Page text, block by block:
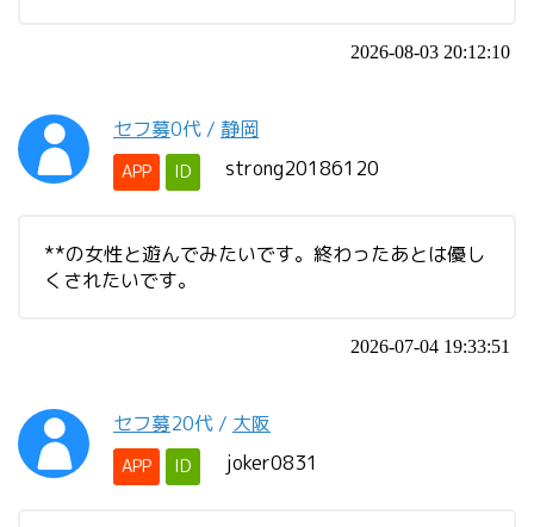
2026-08-03 20:12:10
セフ募0代 / 静岡
APP ID strong20186120
**の女性と遊んでみたいです。終わったあとは優し
くされたいです。
2026-07-04 19:33:51
セフ募20代 / 大阪
APP ID joker0831